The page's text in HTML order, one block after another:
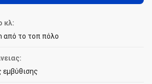
κλ:
από το τοπ πόλο